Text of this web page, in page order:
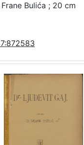
Bulića ; 20 cm